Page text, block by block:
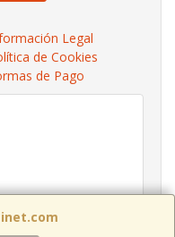
Legal
de Cookies
de Pago